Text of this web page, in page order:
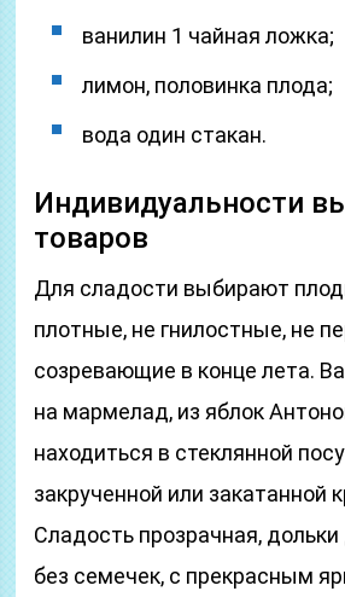
ванилин 1 чайная ложка;
лимон, половинка плода;
вода один стакан.
Индивидуальности
товаров
Для сладости выбирают
плотные, не гнилостные, не
созревающие в конце лета.
на мармелад, из яблок
находиться в стеклянной
закрученной или закатанной
Сладость прозрачная,
без семечек, с прекрасным